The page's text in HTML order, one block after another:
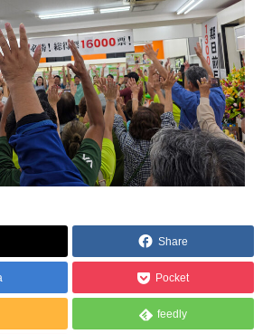
Share
Pocket
feedly